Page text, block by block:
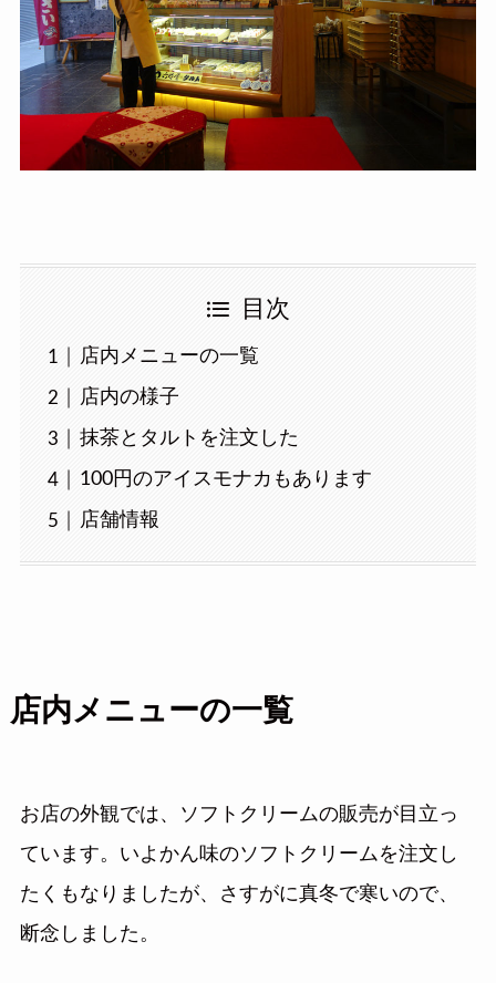
目次
店内メニューの一覧
店内の様子
抹茶とタルトを注文した
100円のアイスモナカもあります
店舗情報
店内メニューの一覧
お店の外観では、ソフトクリームの販売が目立っ
ています。いよかん味のソフトクリームを注文し
たくもなりましたが、さすがに真冬で寒いので、
断念しました。